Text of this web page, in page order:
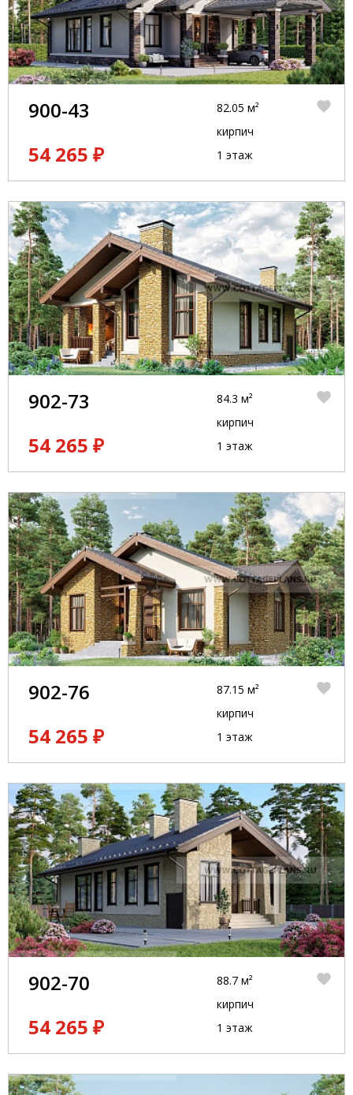
900-43
54 265 ₽
82.05 м²
кирпич
1 этаж
902-73
54 265 ₽
84.3 м²
кирпич
1 этаж
902-76
54 265 ₽
87.15 м²
кирпич
1 этаж
902-70
54 265 ₽
88.7 м²
кирпич
1 этаж